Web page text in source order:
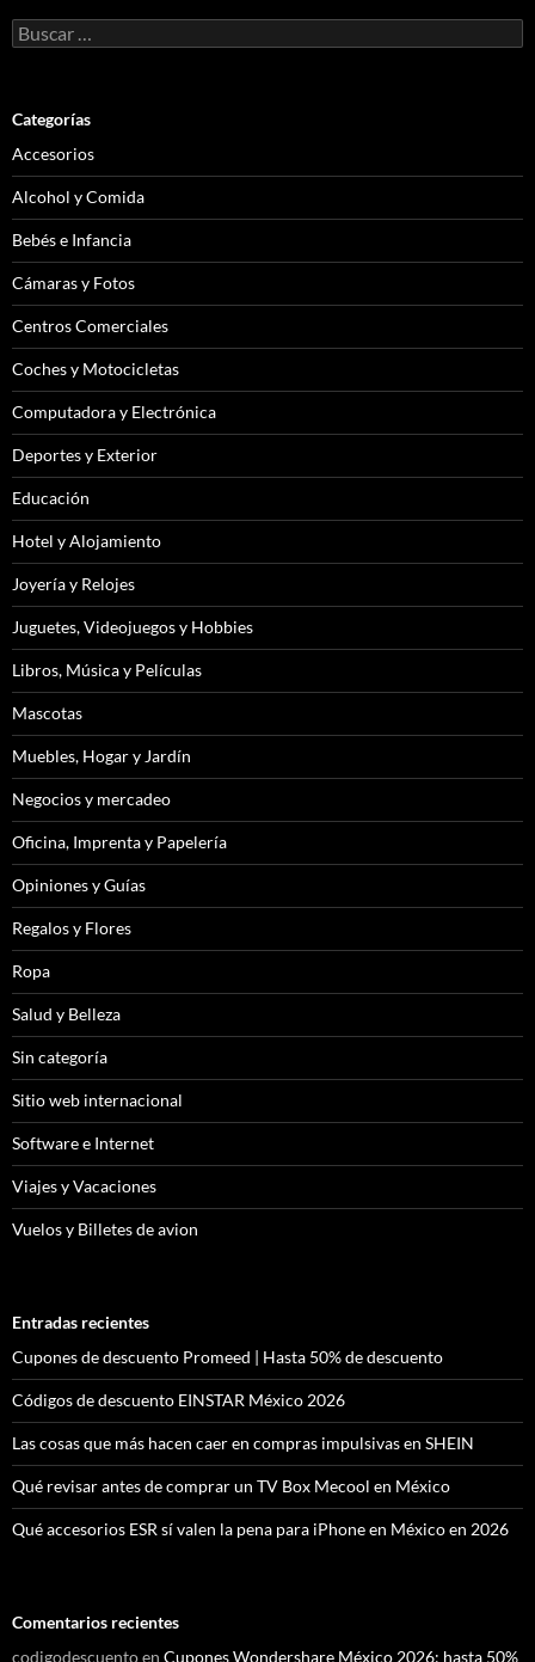
Buscar:
Categorías
Accesorios
Alcohol y Comida
Bebés e Infancia
Cámaras y Fotos
Centros Comerciales
Coches y Motocicletas
Computadora y Electrónica
Deportes y Exterior
Educación
Hotel y Alojamiento
Joyería y Relojes
Juguetes, Videojuegos y Hobbies
Libros, Música y Películas
Mascotas
Muebles, Hogar y Jardín
Negocios y mercadeo
Oficina, Imprenta y Papelería
Opiniones y Guías
Regalos y Flores
Ropa
Salud y Belleza
Sin categoría
Sitio web internacional
Software e Internet
Viajes y Vacaciones
Vuelos y Billetes de avion
Entradas recientes
Cupones de descuento Promeed | Hasta 50% de descuento
Códigos de descuento EINSTAR México 2026
Las cosas que más hacen caer en compras impulsivas en SHEIN
Qué revisar antes de comprar un TV Box Mecool en México
Qué accesorios ESR sí valen la pena para iPhone en México en 2026
Comentarios recientes
codigodescuentoen Cupones Wondershare México 2026: hasta 50%